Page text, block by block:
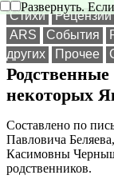
Стихи Рецензии
ARS
События
других
Прочее
некоторых
Составлено по
Павловича
Касимовны
родственников.
Развернуть.